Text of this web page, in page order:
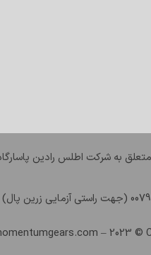
به شرکت اطلس رادین
– 2023 ©